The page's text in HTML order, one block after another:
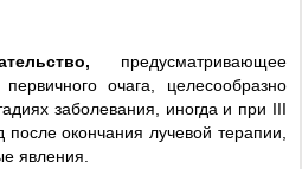
предусматривающее
очага, целесообразно
заболевания, иногда и при III
после окончания лучевой терапии,
явления.